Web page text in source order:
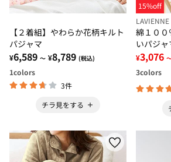
【２着組】やわらか花柄キルト
パジャマ
¥6,589 ～ ¥8,789 (税込)
1colors
3件
チラ見をする
15%off
LAVIENNE
綿１０
いパジャ
¥3,076
3colors